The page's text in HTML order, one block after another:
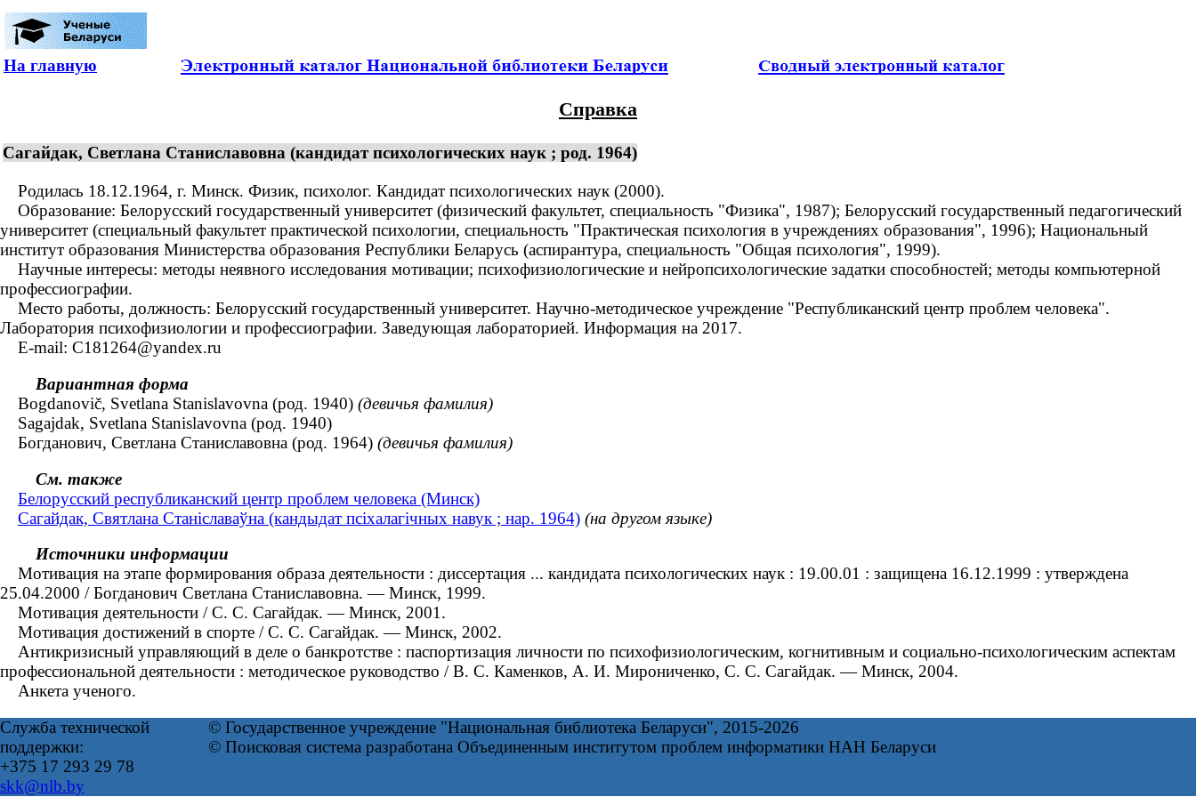
На главную
Справка
Сагайдак, Светлана Станиславовна (кандидат психологических наук ; род. 1964)
Родилась 18.12.1964, г. Минск. Физик, психолог. Кандидат психологических наук (2000).
Образование: Белорусский государственный университет (физический факультет, специальность "Физика", 1987); Белорусский государственный педагогический
университет (специальный факультет практической психологии, специальность "Практическая психология в учреждениях образования", 1996); Национальный
институт образования Министерства образования Республики Беларусь (аспирантура, специальность "Общая психология", 1999).
Научные интересы: методы неявного исследования мотивации; психофизиологические и нейропсихологические задатки способностей; методы компьютерной
профессиографии.
Место работы, должность: Белорусский государственный университет. Научно-методическое учреждение "Республиканский центр проблем человека".
Лаборатория психофизиологии и профессиографии. Заведующая лабораторией. Информация на 2017.
Е-mail: C181264@yandex.ru
Вариантная форма
Bogdanovič, Svetlana Stanislavovna (род. 1940) (девичья фамилия)
Sagajdak, Svetlana Stanislavovna (род. 1940)
Богданович, Светлана Станиславовна (род. 1964) (девичья фамилия)
См. также
Белорусский республиканский центр проблем человека (Минск)
Сагайдак, Святлана Станiславаўна (кандыдат псіхалагічных навук ; нар. 1964) (на другом языке)
Источники информации
Мотивация на этапе формирования образа деятельности : диссертация ... кандидата психологических наук : 19.00.01 : защищена 16.12.1999 : утверждена
25.04.2000 / Богданович Светлана Станиславовна. — Минск, 1999.
Мотивация деятельности / С. С. Сагайдак. — Минск, 2001.
Мотивация достижений в спорте / С. С. Сагайдак. — Минск, 2002.
Антикризисный управляющий в деле о банкротстве : паспортизация личности по психофизиологическим, когнитивным и социально-психологическим аспектам
профессиональной деятельности : методическое руководство / В. С. Каменков, А. И. Мирониченко, С. С. Сагайдак. — Минск, 2004.
Анкета ученого.
Служба технической
поддержки:
+375 17 293 29 78
skk@nlb.by
© Государственное учреждение "Национальная библиотека Беларуси", 2015-2026
© Поисковая система разработана Объединенным институтом проблем информатики НАН Беларуси